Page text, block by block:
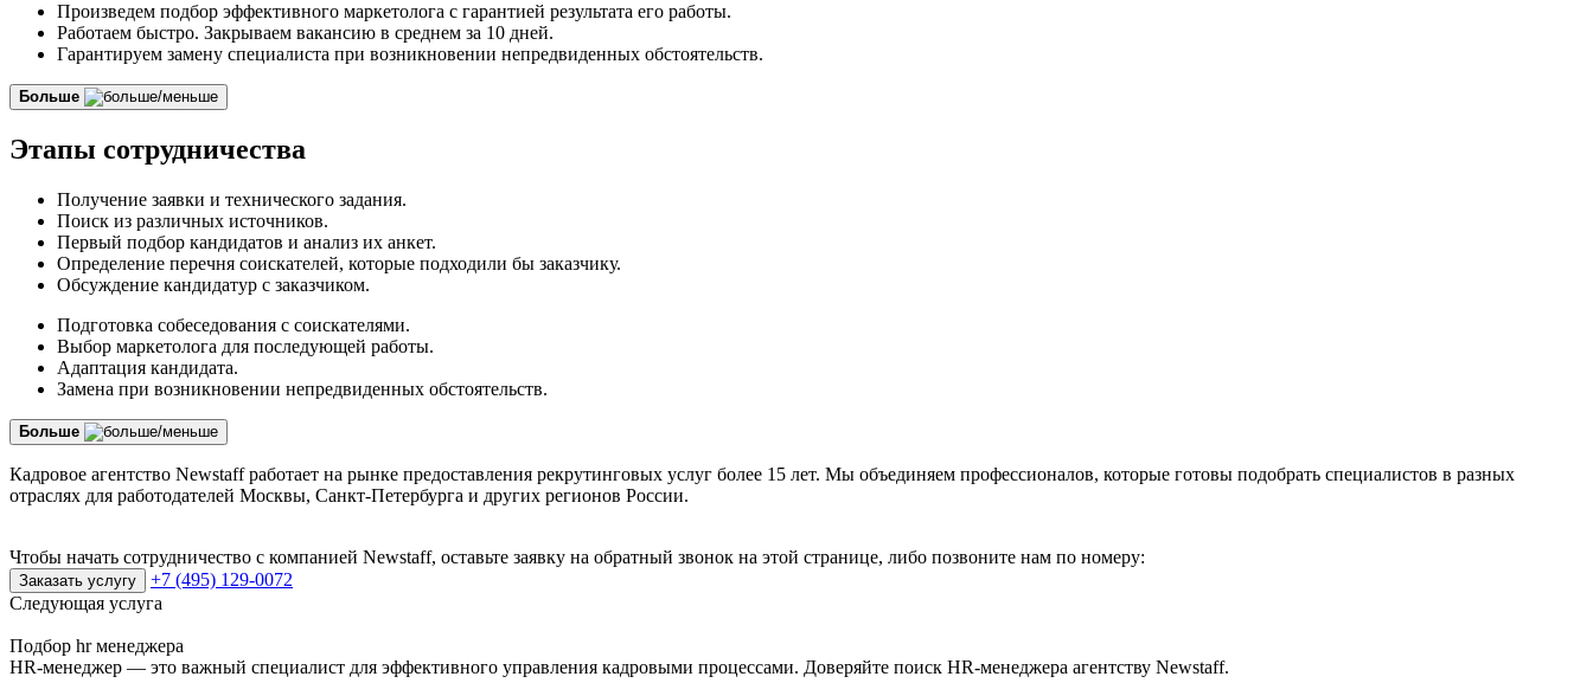
Произведем подбор эффективного маркетолога с гарантией результата его работы.
Работаем быстро. Закрываем вакансию в среднем за 10 дней.
Гарантируем замену специалиста при возникновении непредвиденных обстоятельств.
Больше
Этапы сотрудничества
Получение заявки и технического задания.
Поиск из различных источников.
Первый подбор кандидатов и анализ их анкет.
Определение перечня соискателей, которые подходили бы заказчику.
Обсуждение кандидатур с заказчиком.
Подготовка собеседования с соискателями.
Выбор маркетолога для последующей работы.
Адаптация кандидата.
Замена при возникновении непредвиденных обстоятельств.
Больше
Кадровое агентство Newstaff работает на рынке предоставления рекрутинговых услуг более 15 лет. Мы объединяем профессионалов, которые готовы подобрать специалистов в разных
отраслях для работодателей Москвы, Санкт-Петербурга и других регионов России.
Чтобы начать сотрудничество с компанией Newstaff, оставьте заявку на обратный звонок на этой странице, либо позвоните нам по номеру:
Заказать услугу
+7 (495) 129-0072
Следующая услуга
Подбор hr менеджера
HR-менеджер — это важный специалист для эффективного управления кадровыми процессами. Доверяйте поиск HR-менеджера агентству Newstaff.